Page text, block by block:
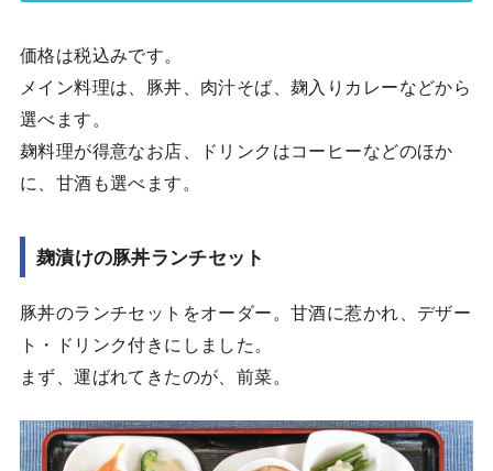
価格は税込みです。
メイン料理は、豚丼、肉汁そば、麹入りカレーなどから
選べます。
麹料理が得意なお店、ドリンクはコーヒーなどのほか
に、甘酒も選べます。
麹漬けの豚丼ランチセット
豚丼のランチセットをオーダー。甘酒に惹かれ、デザー
ト・ドリンク付きにしました。
まず、運ばれてきたのが、前菜。